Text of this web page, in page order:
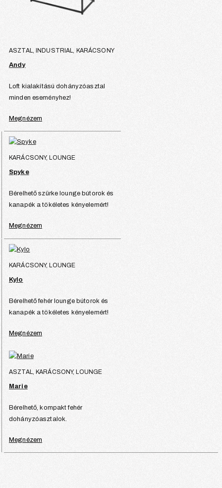
ASZTAL, INDUSTRIAL, KARÁCSONY
Andy
Loft kialakítású dohányzóasztal
minden eseményhez!
Megnézem
KARÁCSONY, LOUNGE
Spyke
Bérelhető szürke lounge bútorok és
kanapék a tökéletes kényelemért!
Megnézem
KARÁCSONY, LOUNGE
Kylo
Bérelhető fehér lounge bútorok és
kanapék a tökéletes kényelemért!
Megnézem
ASZTAL, KARÁCSONY, LOUNGE
Marie
Bérelhető, kompakt fehér
dohányzóasztalok.
Megnézem